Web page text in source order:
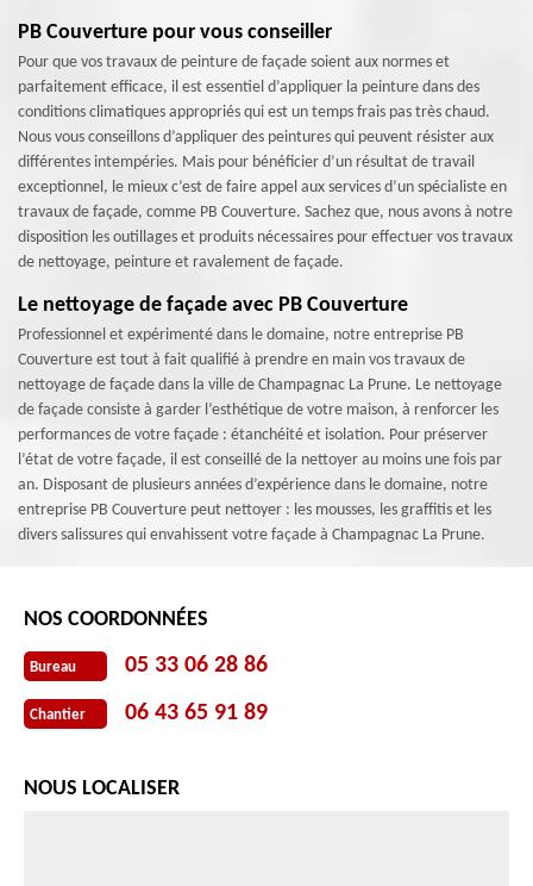
PB Couverture pour vous conseiller
Pour que vos travaux de peinture de façade soient aux normes et
parfaitement efficace, il est essentiel d’appliquer la peinture dans des
conditions climatiques appropriés qui est un temps frais pas très chaud.
Nous vous conseillons d’appliquer des peintures qui peuvent résister aux
différentes intempéries. Mais pour bénéficier d’un résultat de travail
exceptionnel, le mieux c’est de faire appel aux services d’un spécialiste en
travaux de façade, comme PB Couverture. Sachez que, nous avons à notre
disposition les outillages et produits nécessaires pour effectuer vos travaux
de nettoyage, peinture et ravalement de façade.
Le nettoyage de façade avec PB Couverture
Professionnel et expérimenté dans le domaine, notre entreprise PB
Couverture est tout à fait qualifié à prendre en main vos travaux de
nettoyage de façade dans la ville de Champagnac La Prune. Le nettoyage
de façade consiste à garder l’esthétique de votre maison, à renforcer les
performances de votre façade : étanchéité et isolation. Pour préserver
l’état de votre façade, il est conseillé de la nettoyer au moins une fois par
an. Disposant de plusieurs années d’expérience dans le domaine, notre
entreprise PB Couverture peut nettoyer : les mousses, les graffitis et les
divers salissures qui envahissent votre façade à Champagnac La Prune.
NOS COORDONNÉES
Bureau 05 33 06 28 86
Chantier 06 43 65 91 89
NOUS LOCALISER